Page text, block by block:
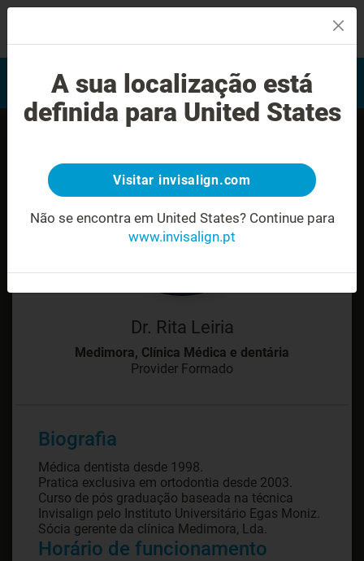
Avaliação do sorriso
Encontrar um Invisalign
provider
Dr. Rita Leiria
Medimora, Clínica Médica e dentária
Provider Formado
Biografia
Médica dentista desde 1998.
Pratica exclusiva em ortodontia desde 2003.
Curso de pós graduação baseada na técnica
Invisalign pelo Instituto Universitário Egas Moniz.
Sócia gerente da clínica Medimora, Lda.
Horário de funcionamento
A sua localização está
definida para United States
Visitar invisalign.com
Não se encontra em United States? Continue para
www.invisalign.pt